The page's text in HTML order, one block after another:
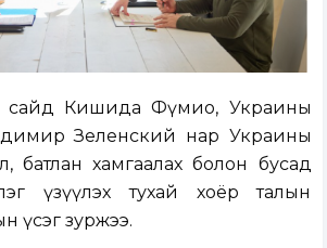
сайд Кишида Фүмио, Украины
Зеленский нар Украины
батлан хамгаалах болон бусад
үзүүлэх тухай хоёр талын
үсэг зуржээ.